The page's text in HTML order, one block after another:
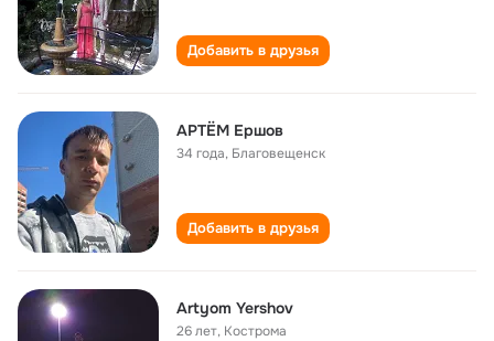
Добавить в друзья
АРТЁМ Ершов
34 года, Благовещенск
Добавить в друзья
Artyom Yershov
26 лет, Кострома